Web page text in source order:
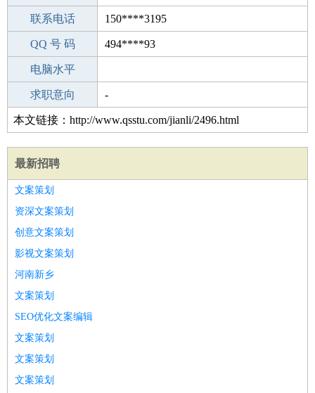
期望月薪
联系电话 150****3195
手机号码 150****3195
QQ 号 码 494****93
微信号码
电脑水平
外语水平
求职意向 -
本文链接：http://www.qsstu.com/jianli/2496.html
最新招聘
文案策划
资深文案策划
创意文案策划
影视文案策划
河南新乡
文案策划
SEO优化文案编辑
文案策划
文案策划
文案策划